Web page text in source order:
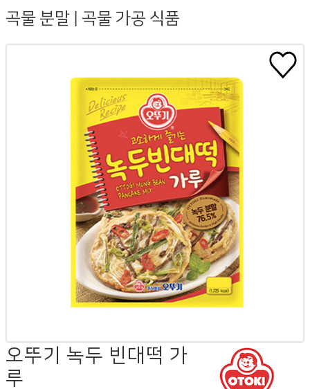
곡물 분말 | 곡물 가공 식품
오뚜기 녹두 빈대떡 가
루